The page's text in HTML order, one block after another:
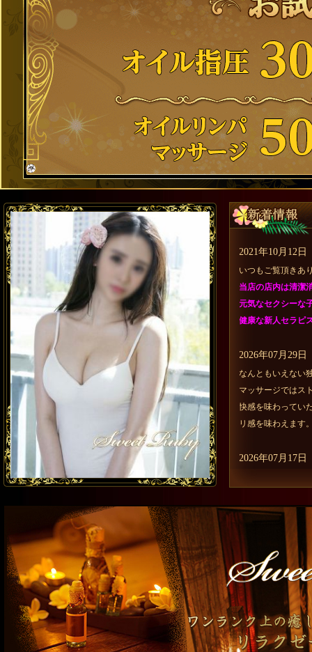
2021年10月12日
いつもご覧頂きあ
当店の店内は清潔
元気なセクシーな
健康な新人セラピ
2026年07月29日
なんともいえない
マッサージではス
快感を味わってい
リ感を味わえます
2026年07月17日
す。 カワイイ天使